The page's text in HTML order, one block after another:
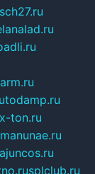
x-ton.ru
manunae.ru
splclub.ru